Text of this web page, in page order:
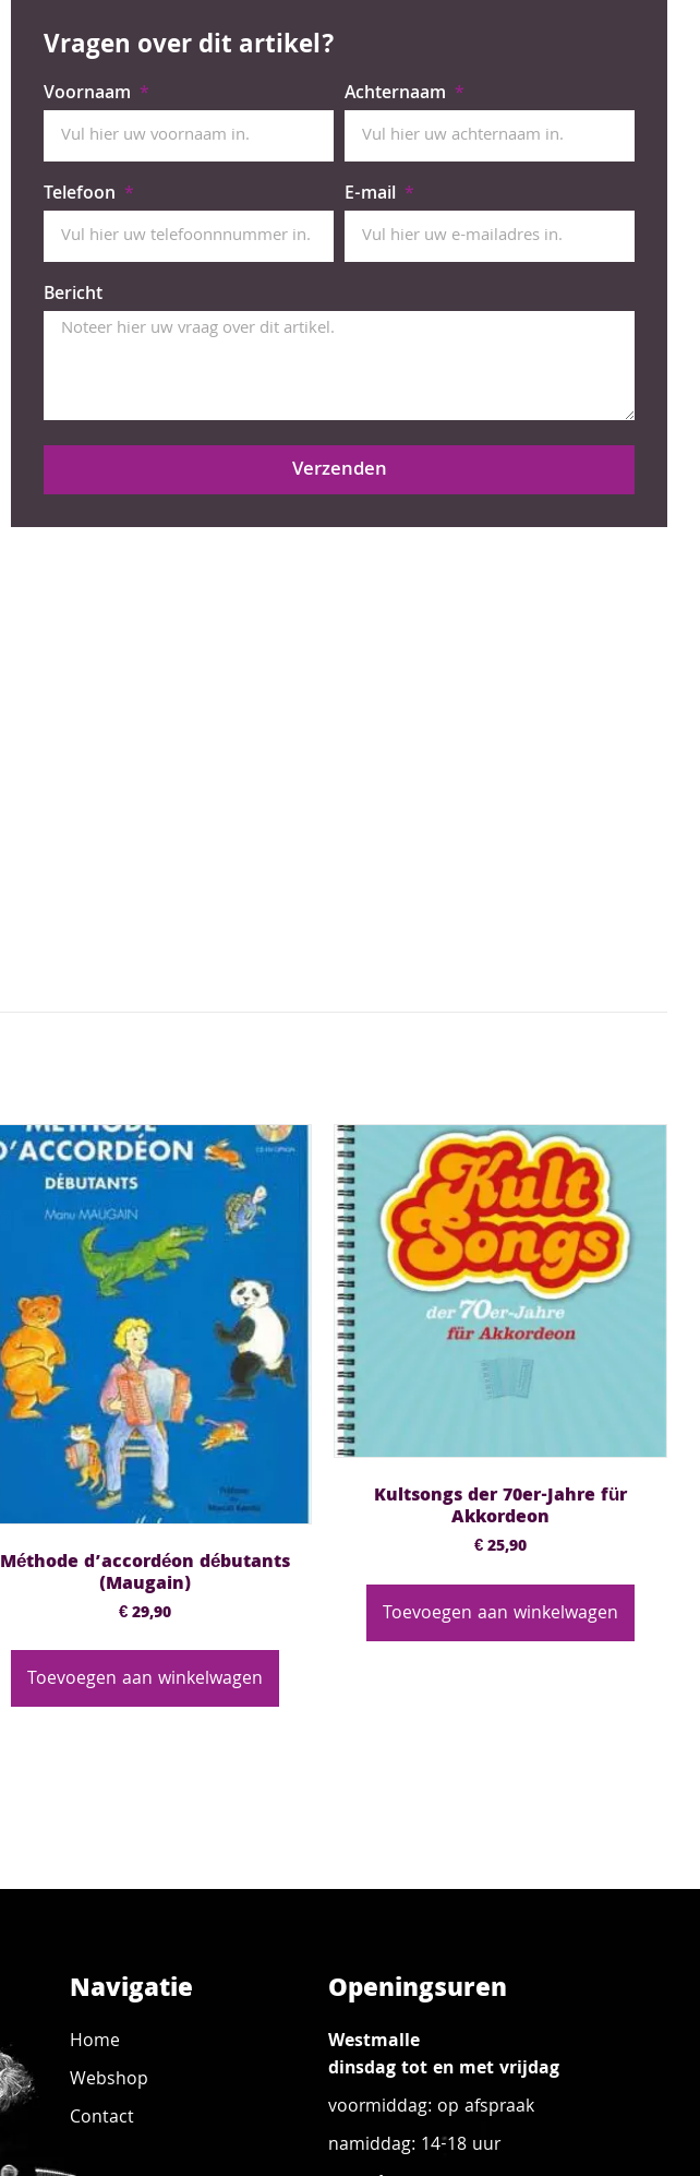
Vragen over dit artikel?
Voornaam Achternaam
Telefoon E-mail
Bericht
Verzenden
Méthode d’accordéon débutants
(Maugain)
€29,90
Toevoegen aan winkelwagen
Kultsongs der 70er-Jahre für
Akkordeon
€25,90
Toevoegen aan winkelwagen
Navigatie
Home
Webshop
Contact
Openingsuren
Westmalle
dinsdag tot en met vrijdag
voormiddag: op afspraak
namiddag: 14-18 uur